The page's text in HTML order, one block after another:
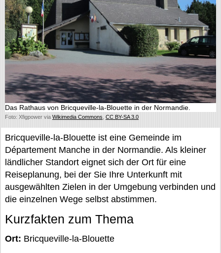
Das Rathaus von Bricqueville-la-Blouette in der Normandie.
Foto: Xfigpower via Wikimedia Commons CC BY-SA 3.0
Bricqueville-la-Blouette ist eine Gemeinde im
Département Manche in der Normandie. Als kleiner
ländlicher Standort eignet sich der Ort für eine
Reiseplanung, bei der Sie Ihre Unterkunft mit
ausgewählten Zielen in der Umgebung verbinden und
die einzelnen Wege selbst abstimmen.
Kurzfakten zum Thema
Ort: Bricqueville-la-Blouette